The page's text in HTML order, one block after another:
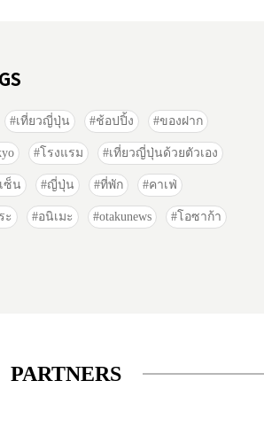
เที่ยวญี่ปุ่น ช้อปปิ้ง ของฝาก
โรงแรม เที่ยวญี่ปุ่นด้วยตัวเอง
ซ็น ญี่ปุ่น ที่พัก คาเฟ่
ะ อนิเมะ otakunews โอซาก้า
PARTNERS